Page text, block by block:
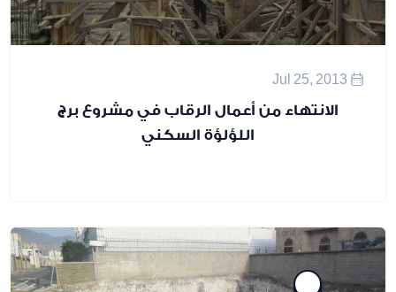
من أعمال الرقاب في مشروع برج
اللؤلؤة السكني